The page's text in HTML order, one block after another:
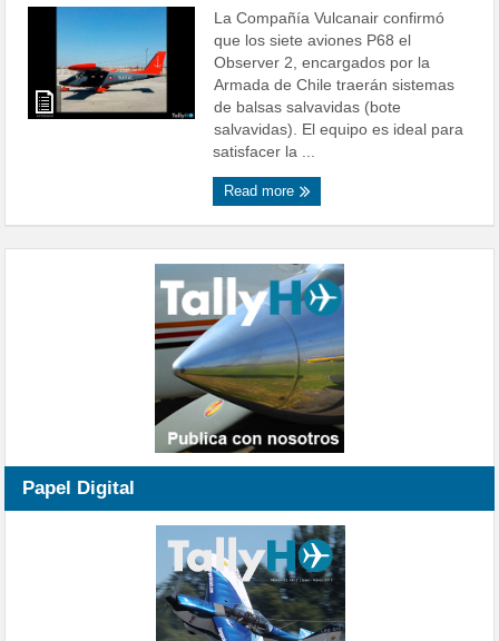
La Compañía Vulcanair confirmó
que los siete aviones P68 el
Observer 2, encargados por la
Armada de Chile traerán sistemas
de balsas salvavidas (bote
salvavidas). El equipo es ideal para
satisfacer la ...
Read more
Papel Digital